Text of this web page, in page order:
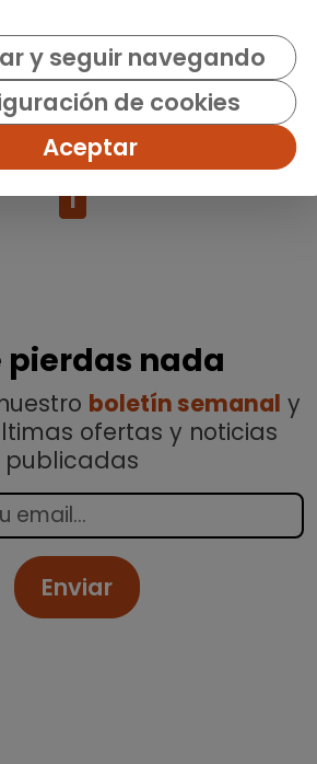
Me interesa
Personas con discapacidad
1
pierdas nada
boletín semanal y
ofertas y noticias
publicadas
Enviar
y seguir navegando
de cookies
Aceptar